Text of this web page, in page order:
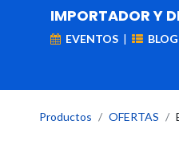
IMPORTADOR Y
EVENTOS | BLOG
Productos OFERTAS